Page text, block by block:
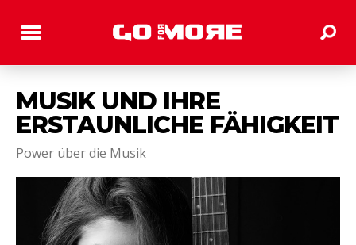
MUSIK UND IHRE
ERSTAUNLICHE FÄHIGKEIT
Power über die Musik